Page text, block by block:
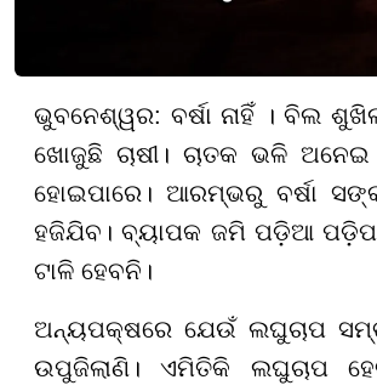
ଭୁବନେଶ୍ୱର: ବର୍ଷା ନାହିଁ । ବିଲ
ଖୋଜୁଛି ଚାଷୀ। ଚାତକ ଭଳି
ହୋଇପାରେ। ଆରମ୍ଭରୁ ବର୍ଷା
ହଜିଯିବ। ବ୍ୟାପକ ଜମି ପଡ଼ିଆ
ଟାଳି ହେବନି।
ଅନ୍ୟପକ୍ଷରେ ଯେଉଁ ଲଘୁଚାପ
ଉପୁଜିଲାଣି। ଏମିତିକି ଲଘୁଚାପ